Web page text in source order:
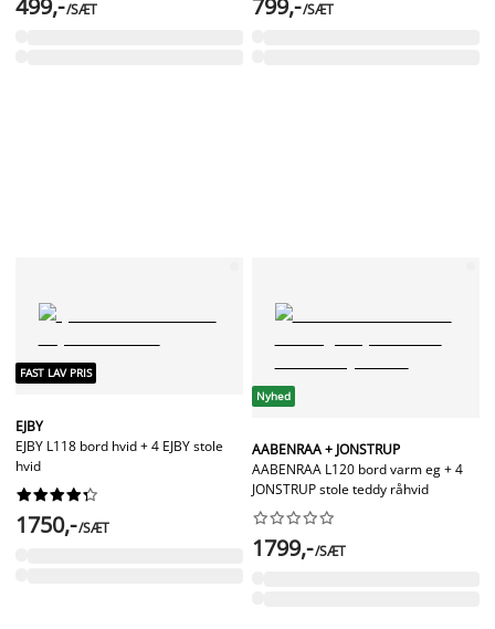
499,-/SÆT 799,-/SÆT
FAST LAV PRIS
EJBY
EJBY L118 bord hvid + 4 EJBY stole
hvid






1750,-/SÆT
Nyhed
AABENRAA + JONSTRUP
AABENRAA L120 bord varm eg + 4
JONSTRUP stole teddy råhvid






1799,-/SÆT